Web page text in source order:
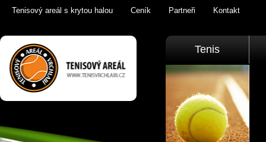
Tenisový areál s krytou halou Ceník Partneři Kontakt
Tenis Vrchlabí
golfový trenažér,
sauna,
KrkonošeTenis
Tenis